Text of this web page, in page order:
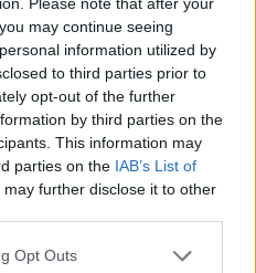
may continue seeing
information utilized by
to third parties prior to
opt-out of the further
by third parties on the
This information may
parties on the IAB’s List of
may further disclose it to other
Opt Outs
de Valência
Poiares aproxima